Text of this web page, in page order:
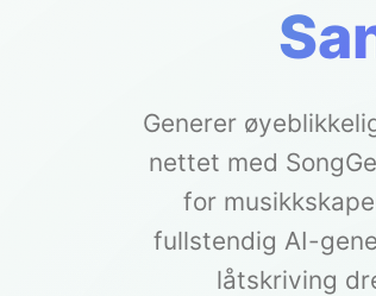
Generer
nettet med
for
fullstendig AI-
låtskriving